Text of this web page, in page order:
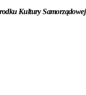
Kultury